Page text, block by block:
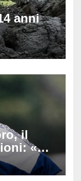
anni
sul
il
«Ha